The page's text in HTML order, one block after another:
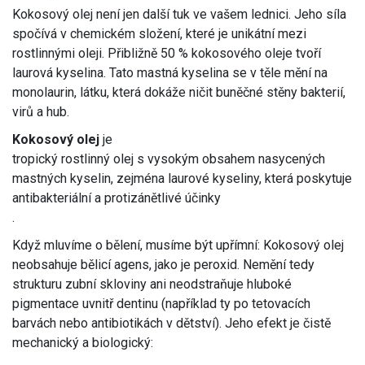
Kokosový olej není jen další tuk ve vašem lednici. Jeho síla
spočívá v chemickém složení, které je unikátní mezi
rostlinnými oleji. Přibližně 50 % kokosového oleje tvoří
laurová kyselina. Tato mastná kyselina se v těle mění na
monolaurin, látku, která dokáže ničit buněčné stěny bakterií,
virů a hub.
Kokosový olej je
tropický rostlinný olej s vysokým obsahem nasycených
mastných kyselin, zejména laurové kyseliny, která poskytuje
antibakteriální a protizánětlivé účinky
.
Když mluvíme o bělení, musíme být upřímní: Kokosový olej
neobsahuje bělicí agens, jako je peroxid. Nemění tedy
strukturu zubní skloviny ani neodstraňuje hluboké
pigmentace uvnitř dentinu (například ty po tetovacích
barvách nebo antibiotikách v dětství). Jeho efekt je čistě
mechanický a biologický: